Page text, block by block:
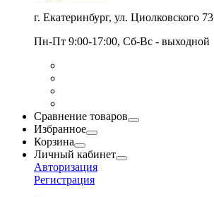
г. Екатеринбург, ул. Циолковского 73
Пн-Пт 9:00-17:00, Сб-Вс - выходной
Сравнение товаров
Избранное
Корзина
Личный кабинет
Авторизация
Регистрация